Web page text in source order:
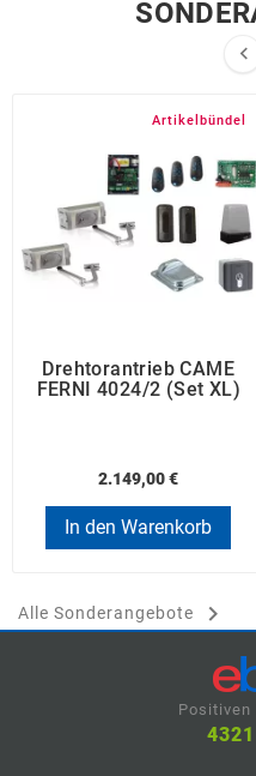

Artikelbündel
Drehtorantrieb CAME
FERNI 4024/2 (Set XL)
2.149,00 €
In den Warenkorb
Alle Sonderangebote 
Positiven